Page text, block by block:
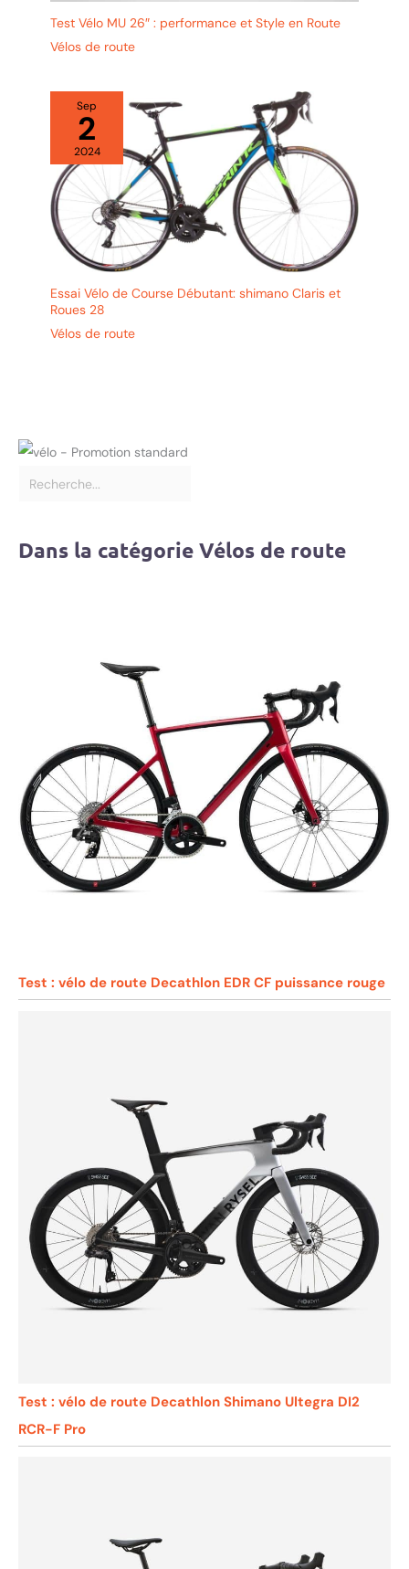
Test Vélo MU 26″ : performance et Style en Route
Vélos de route
Sep
2
2024
Essai Vélo de Course Débutant: shimano Claris et
Roues 28
Vélos de route
Dans la catégorie Vélos de route
Test : vélo de route Decathlon EDR CF puissance rouge
Test : vélo de route Decathlon Shimano Ultegra DI2
RCR-F Pro